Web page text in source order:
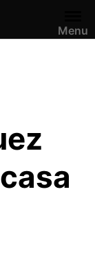
Menu